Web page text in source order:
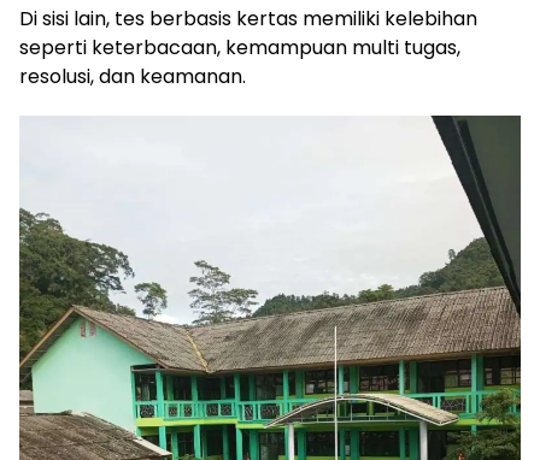
Di sisi lain, tes berbasis kertas memiliki kelebihan
seperti keterbacaan, kemampuan multi tugas,
resolusi, dan keamanan.